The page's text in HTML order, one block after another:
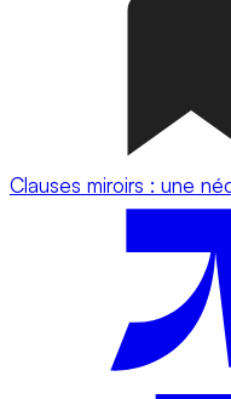
Clauses miroirs : une